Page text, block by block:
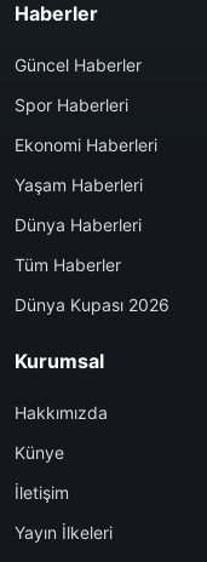
Haberler
Güncel Haberler
Spor Haberleri
Ekonomi Haberleri
Yaşam Haberleri
Dünya Haberleri
Tüm Haberler
Dünya Kupası 2026
Kurumsal
Hakkımızda
Künye
İletişim
Yayın İlkeleri